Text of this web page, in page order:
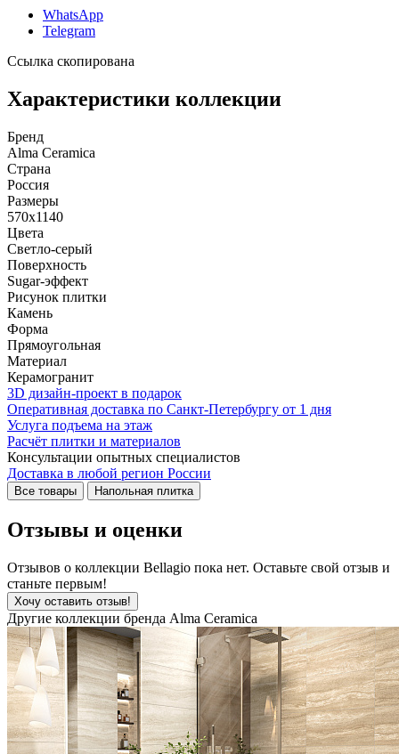
WhatsApp
Telegram
Ссылка скопирована
Характеристики коллекции
Бренд
Alma Ceramica
Страна
Россия
Размеры
570x1140
Цвета
Светло-серый
Поверхность
Sugar-эффект
Рисунок плитки
Камень
Форма
Прямоугольная
Материал
Керамогранит
3D дизайн-проект в подарок
Оперативная доставка по Санкт-Петербургу от 1 дня
Услуга подъема на этаж
Расчёт плитки и материалов
Консультации опытных специалистов
Доставка в любой регион России
Все товары Напольная плитка
Отзывы и оценки
Отзывов о коллекции Bellagio пока нет. Оставьте свой отзыв и
станьте первым!
Хочу оставить отзыв!
Другие коллекции бренда Alma Ceramica